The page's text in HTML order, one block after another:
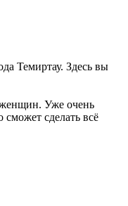
Темиртау. Здесь вы
Уже очень
сделать всё